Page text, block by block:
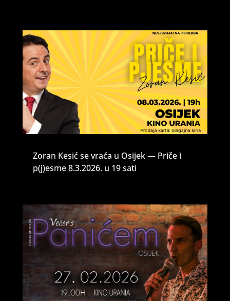
Zoran Kesić se vraća u Osijek — Priče i
p(j)esme 8.3.2026. u 19 sati